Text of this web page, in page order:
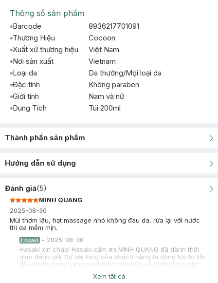
Thông số sản phẩm
Barcode
8936217701091
Thương Hiệu
Cocoon
Xuất xứ thương hiệu
Việt Nam
Nơi sản xuất
Vietnam
Loại da
Da thường/Mọi loại da
Đặc tính
Không paraben
Giới tính
Nam và nữ
Dung Tích
Túi 200ml
Thành phần sản phẩm
Hướng dẫn sử dụng
Đánh giá(5)
MINH QUANG
2025-08-30
Mùi thơm lâu, hạt massage nhỏ không đau da, rửa lại với nước
thì da mềm mịn.
Hasaki - 2025-08-30
Hasaki xin chào! Hasaki cảm ơn MINH QUANG đã dành thời
gian đánh giá. Sự hài lòng của khách hàng là động lực to lớn
để Hasaki ngày càng phát triển hơn nữa về chất lượng dịch
vụ. Cảm ơn bạn đã tin tưởng và mua sắm tại Hasaki!
Xem tất cả